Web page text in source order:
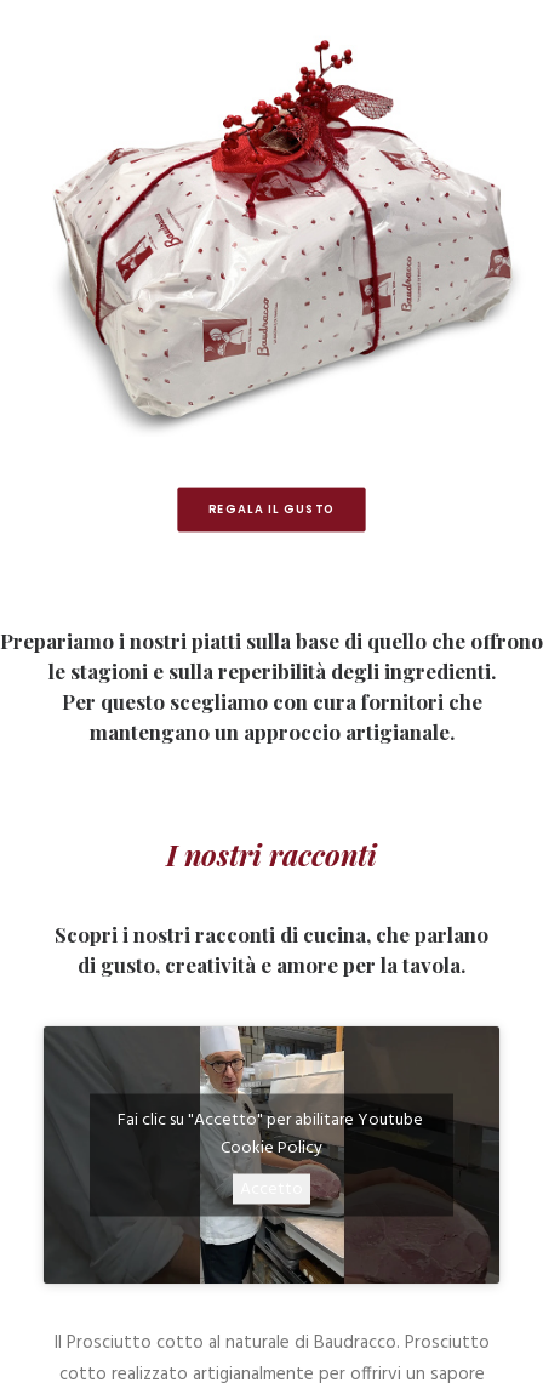
REGALA IL GUSTO
Prepariamo i nostri piatti sulla base di quello che offrono
le stagioni e sulla reperibilità degli ingredienti.
Per questo scegliamo con cura fornitori che
mantengano un approccio artigianale.
I nostri racconti
Scopri i nostri racconti di cucina, che parlano
di gusto, creatività e amore per la tavola.
Fai clic su "Accetto" per abilitare Youtube
Cookie Policy
Il Prosciutto cotto al naturale di Baudracco. Prosciutto
cotto realizzato artigianalmente per offrirvi un sapore